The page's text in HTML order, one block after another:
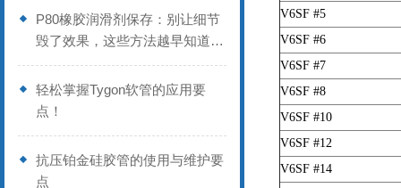
P80橡胶润滑剂保存：别让细节
毁了效果，这些方法越早知道越
好
轻松掌握Tygon软管的应用要
点！
抗压铂金硅胶管的使用与维护要
点
V6SF #5
V6SF #6
V6SF #7
V6SF #8
V6SF #10
V6SF #12
V6SF #14